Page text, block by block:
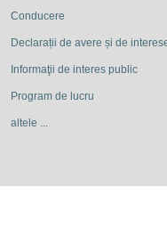
Conducere
Declarații de avere și de
Informaţii de interes public
Program de lucru
altele ...